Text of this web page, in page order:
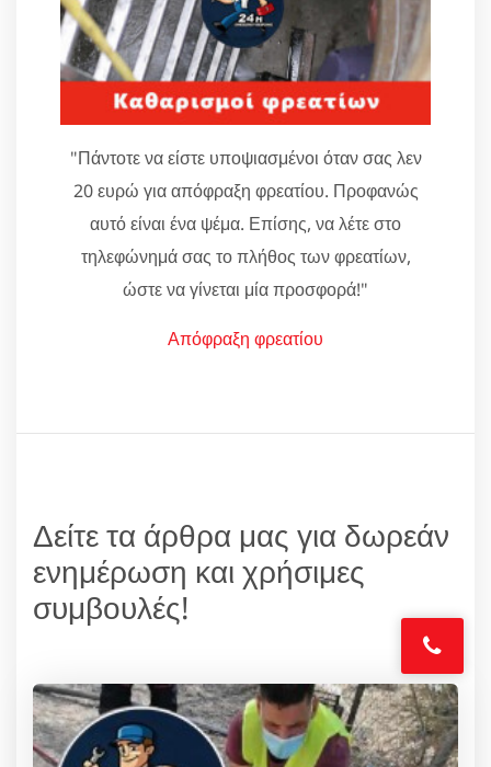
"Πάντοτε να είστε υποψιασμένοι όταν σας λεν
20 ευρώ για απόφραξη φρεατίου. Προφανώς
αυτό είναι ένα ψέμα. Επίσης, να λέτε στο
τηλεφώνημά σας το πλήθος των φρεατίων,
ώστε να γίνεται μία προσφορά!"
Απόφραξη φρεατίου
Δείτε τα άρθρα μας για δωρεάν
ενημέρωση και χρήσιμες
συμβουλές!